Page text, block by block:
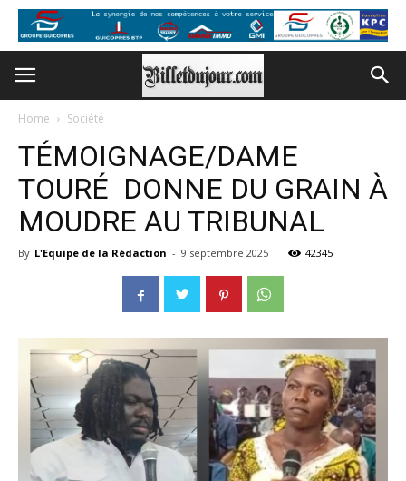
Home Société
TÉMOIGNAGE/DAME
TOURÉ DONNE DU GRAIN À
MOUDRE AU TRIBUNAL
By L'Equipe de la Rédaction - 9 septembre 2025 42345